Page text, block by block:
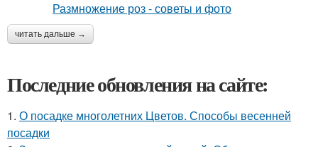
читать дальше →
Последние обновления на сайте:
1. О посадке многолетних Цветов. Способы весенней
посадки